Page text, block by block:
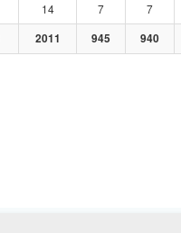
14 7 7
2011 945 940